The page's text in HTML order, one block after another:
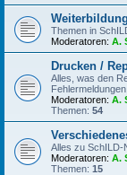
Themen in
Moderatoren: A.
Drucken /
Alles, was den
Moderatoren: A.
Themen: 54
Alles zu SchILD-
Moderatoren: A.
Themen: 15